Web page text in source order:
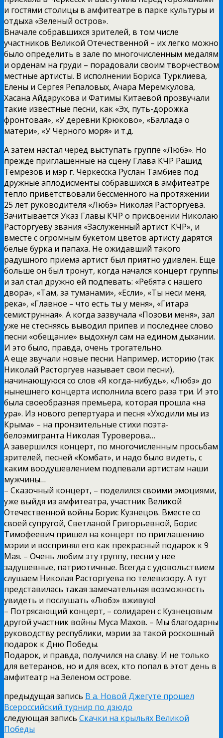
и гостями столицы в амфитеатре в парке культуры и
отдыха «Зеленый остров».
Вначале собравшихся зрителей, в том числе
участников Великой Отечественной – их легко можно
было определить в зале по многочисленным медалям
и орденам на груди – порадовали своим творчеством
местные артисты. В исполнении Бориса Турклиева,
Елены и Сергея Репаловых, Ачара Меремкулова,
Хасана Айдарукова и Фатимы Китаевой прозвучали
такие известные песни, как «Эх, путь-дорожка
фронтовая», «У деревни Крюково», «Баллада о
матери», «У Черного моря» и т.д.
А затем настал черед выступать группе «Любэ». Но
прежде приглашенные на сцену Глава КЧР Рашид
Темрезов и мэр г. Черкесска Руслан Тамбиев под
дружные аплодисменты собравшихся в амфитеатре
тепло приветствовали бессменного на протяжении
25 лет руководителя «Любэ» Николая Расторгуева.
Зачитывается Указ Главы КЧР о присвоении Николаю
Расторгуеву звания «Заслуженный артист КЧР», и
вместе с огромным букетом цветов артисту дарятся
белые бурка и папаха. Не ожидавший такого
радушного приема артист был приятно удивлен. Еще
больше он был тронут, когда начался концерт группы
и зал стал дружно ей подпевать: «Ребята с нашего
двора», «Там, за туманами», «Если», «Ты неси меня,
река», «Главное – что есть ты у меня», «Гитара
семиструнная». А когда зазвучала «Позови меня», зал
уже не стесняясь выводил припев и последнее слово
песни «обещание» выдохнул сам на едином дыхании.
И это было, правда, очень трогательно.
А еще звучали новые песни. Например, историю (так
Николай Расторгуев называет свои песни),
начинающуюся со слов «Я когда-нибудь», «Любэ» до
нынешнего концерта исполнила всего раза три. И это
была своеобразная премьера, которая прошла «на
ура». Из нового репертуара и песня «Уходили мы из
Крыма» – на пронзительные стихи поэта-
белоэмигранта Николая Туроверова…
А завершился концерт, по многочисленным просьбам
зрителей, песней «Комбат», и надо было видеть, с
каким воодушевлением подпевали артистам наши
мужчины…
– Сказочный концерт, – поделился своими эмоциями,
уже выйдя из амфитеатра, участник Великой
Отечественной войны Борис Кузнецов. Вместе со
своей супругой, Светланой Григорьевной, Борис
Тимофеевич пришел на концерт по приглашению
мэрии и воспринял его как прекрасный подарок к 9
Мая. – Очень любим эту группу, песни у нее
задушевные, патриотичные. Всегда с удовольствием
слушаем Николая Расторгуева по телевизору. А тут
представилась такая замечательная возможность
увидеть и послушать «Любэ» вживую!
– Потрясающий концерт, – солидарен с Кузнецовым
другой участник войны Муса Махов. – Мы благодарны
руководству республики, мэрии за такой роскошный
подарок к Дню Победы.
Подарок, и правда, получился на славу. И не только
для ветеранов, но и для всех, кто попал в этот день в
амфитеатр на Зеленом острове.
предыдущая запись В а. Новой Джегуте прошел
Всероссийский турнир по дзюдо
следующая запись Скачки на крыльях Великой
Победы